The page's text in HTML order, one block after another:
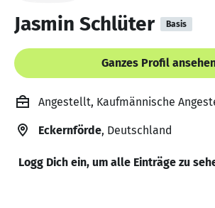
Jasmin Schlüter Basis
Ganzes Profil
Angestellt, Kaufmännische
Eckernförde, Deutschland
Logg Dich ein, um alle Einträge zu